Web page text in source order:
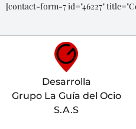
[contact-form-7 id="46227"
Desarrolla
Grupo La Guía del Ocio
S.A.S